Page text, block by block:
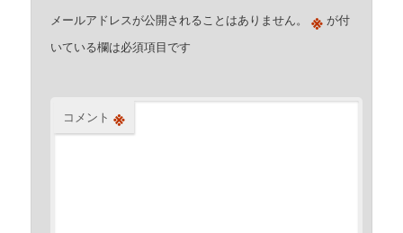
メールアドレスが公開されることはありません。 ※ が付
いている欄は必須項目です
コメント ※